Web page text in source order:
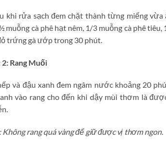
khi rửa sạch đem chặt thành từng miếng
muỗng cà phê hạt nêm, 1/3 muỗng cà phê
trứng gà ướp trong 30 phút.
Rang Muối
và đậu xanh đem ngâm nước khoảng 20
vào rang cho đến khi dậy mùi thơm là
Không rang quá vàng để giữ được vị thơm ngon.